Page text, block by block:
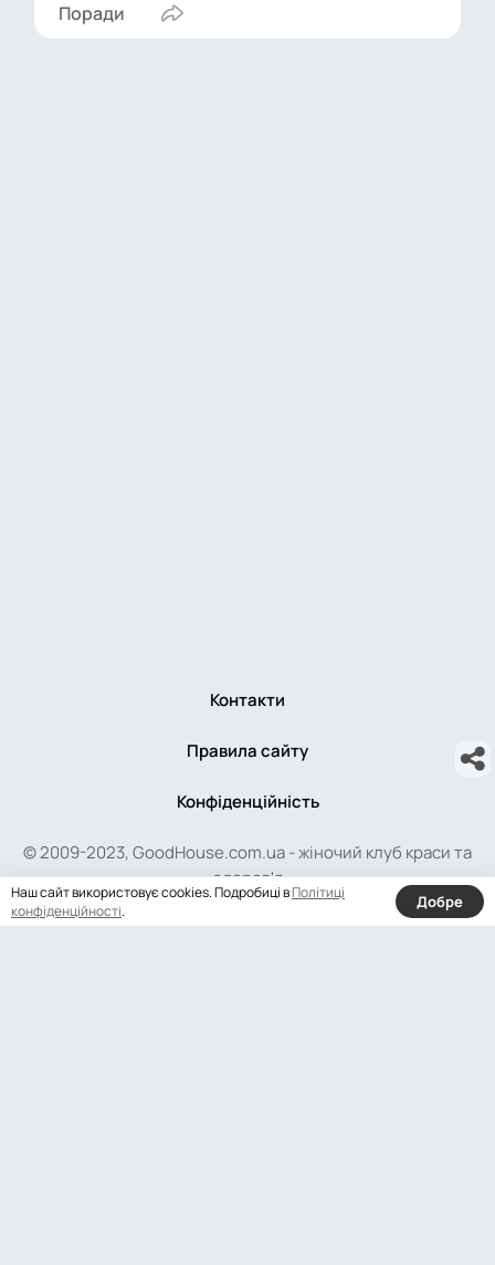
Поради
© 2009-2023, GoodHouse.com.ua - жіночий клуб краси та
здоров'я
Контакти
Правила сайту
Конфіденційність
Наш сайт використовує cookies. Подробиці вПолітиці
конфіденційності. Добре